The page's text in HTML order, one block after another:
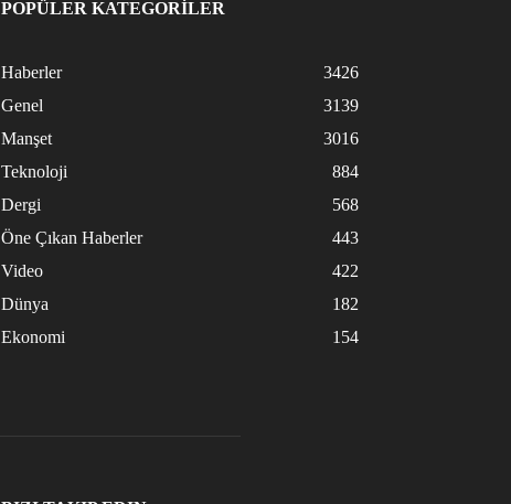
POPÜLER KATEGORİLER
Haberler
3426
Genel
3139
Manşet
3016
Teknoloji
884
Dergi
568
Öne Çıkan Haberler
443
Video
422
Dünya
182
Ekonomi
154